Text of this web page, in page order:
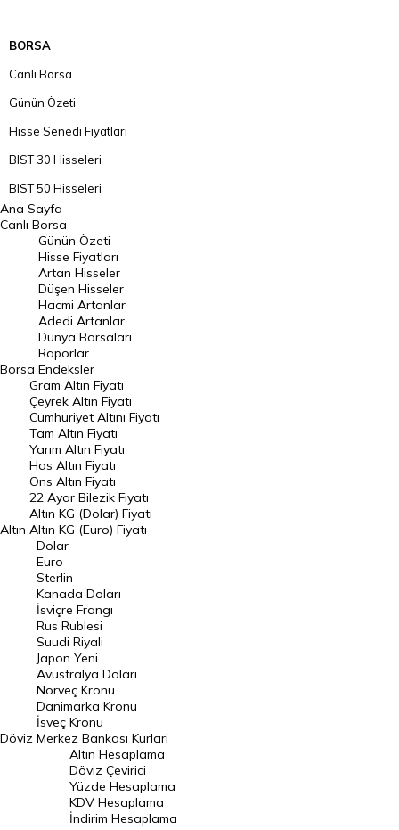
BORSA
Canlı Borsa
Günün Özeti
Hisse Senedi Fiyatları
BIST 30 Hisseleri
BIST 50 Hisseleri
BIST 100 Hisseleri
En Çok Artan Hisseler
En Çok Düşen Hisseler
Hacmi Artanlar
Geçmiş Kapanışlar
Dünya Borsaları
Raporlar
Endeksler
DÖVİZ
Döviz Kuru
Dolar Kuru
Euro Kuru
Pound Kuru
Frank Kuru
Riyal Kuru
Avustralya Doları
Danimarka Kronu Kuru
Kanada Doları Kuru
Norveç Kronu Kuru
İsveç Kronu Kuru
Japon Yeni Kuru
Serbest Piyasa Döviz Kurları
Ana Sayfa
Canlı Borsa
Borsa
Günün Özeti
Hisse Fiyatları
Artan Hisseler
Düşen Hisseler
Hacmi Artanlar
Adedi Artanlar
Dünya Borsaları
Raporlar
Endeksler
Altın
Gram Altın Fiyatı
Çeyrek Altın Fiyatı
Cumhuriyet Altını Fiyatı
Tam Altın Fiyatı
Yarım Altın Fiyatı
Has Altın Fiyatı
Ons Altın Fiyatı
22 Ayar Bilezik Fiyatı
Altın KG (Dolar) Fiyatı
Altın KG (Euro) Fiyatı
Döviz
Dolar
Euro
Sterlin
Kanada Doları
İsviçre Frangı
Rus Rublesi
Suudi Riyali
Japon Yeni
Avustralya Doları
Norveç Kronu
Danimarka Kronu
İsveç Kronu
Merkez Bankası Kurlari
Altın Hesaplama
Döviz Çevirici
Yüzde Hesaplama
KDV Hesaplama
İndirim Hesaplama